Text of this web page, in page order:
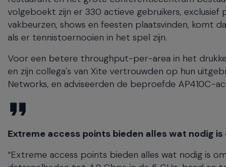
volgeboekt zijn er 330 actieve gebruikers, exclusief
vakbeurzen, shows en feesten plaatsvinden, komt
als er tennistoernooien in het spel zijn.
Voor een betere throughput-per-area in het
en zijn collega's van Xite vertrouwden op hun
Networks, en adviseerden de beproefde AP410C-
Extreme access points bieden alles wat nodig is
“Extreme access points bieden alles wat nodig is